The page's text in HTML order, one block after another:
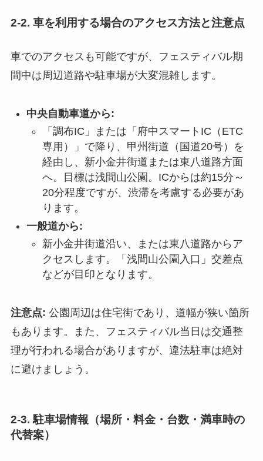
2-2. 車を利用する場合のアクセス方法と注意点
車でのアクセスも可能ですが、フェスティバル期
間中は周辺道路や駐車場が大変混雑します。
中央自動車道から:
「調布IC」または「府中スマートIC（ETC
専用）」で降り、甲州街道（国道20号）を
経由し、新小金井街道または東八道路方面
へ。目標は浅間山公園。ICからは約15分～
20分程度ですが、渋滞を考慮する必要があ
ります。
一般道から:
新小金井街道沿い、または東八道路からア
クセスします。「浅間山公園入口」交差点
などが目印となります。
注意点: 公園周辺は住宅街であり、道幅が狭い箇所
もあります。また、フェスティバル当日は交通整
理が行われる場合がありますが、違法駐車は絶対
に避けましょう。
2-3. 駐車場情報（場所・料金・台数・満車時の
代替案）